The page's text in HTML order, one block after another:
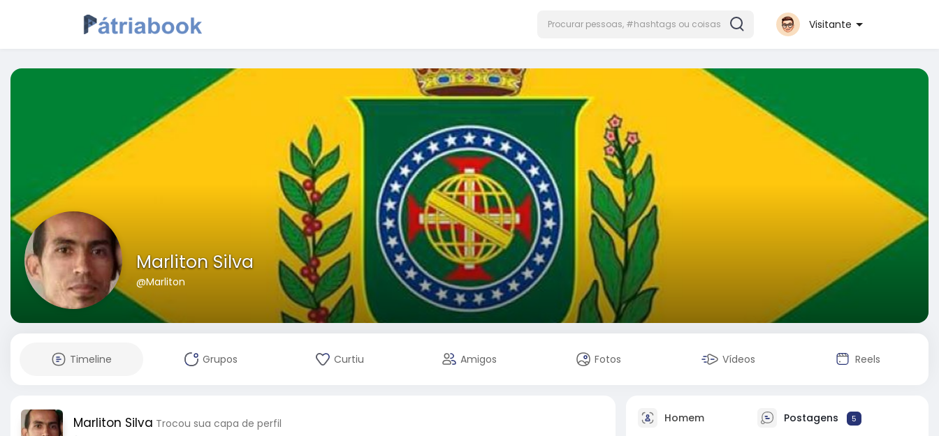
Visitante
Marliton Silva
@Marliton
Timeline Grupos Curtiu Amigos Fotos Vídeos Reels
Marliton Silva Trocou sua capa de perfil Homem Postagens 5